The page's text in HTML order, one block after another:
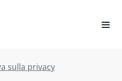
sulla privacy